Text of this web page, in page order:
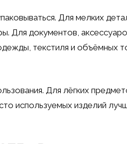
Для мелких
Для документов,
текстиля и объёмных
Для лёгких
используемых изделий